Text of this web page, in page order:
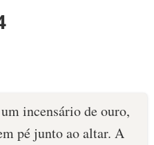
incensário de ouro,
pé junto ao altar. A